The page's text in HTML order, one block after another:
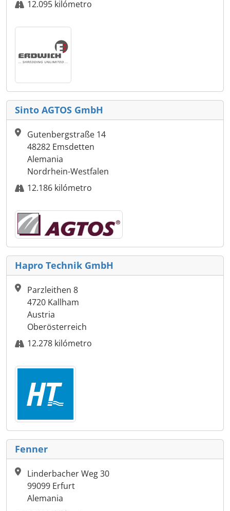
12.095 kilómetro
Sinto AGTOS GmbH
Gutenbergstraße 14
48282 Emsdetten
Alemania
Nordrhein-Westfalen
12.186 kilómetro
Hapro Technik GmbH
Parzleithen 8
4720 Kallham
Austria
Oberösterreich
12.278 kilómetro
Fenner
Linderbacher Weg 30
99099 Erfurt
Alemania